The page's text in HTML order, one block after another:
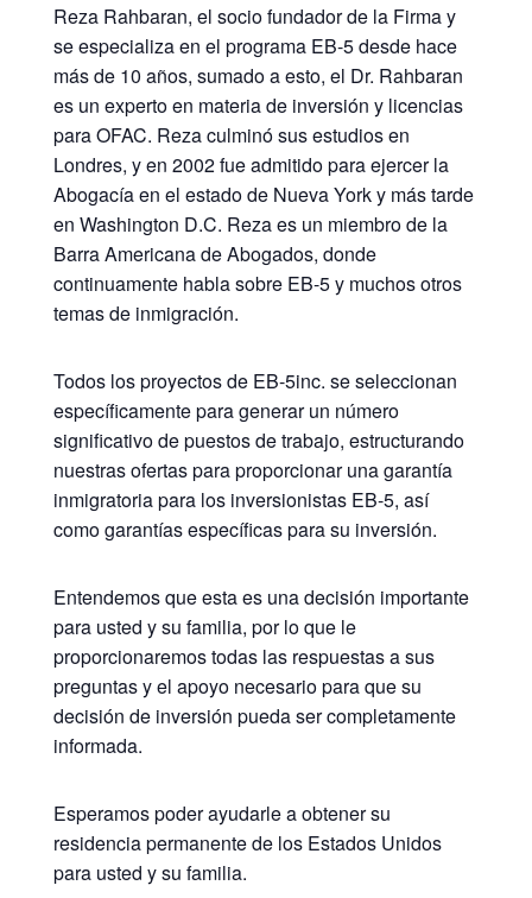
Reza Rahbaran, el socio fundador de la Firma y
se especializa en el programa EB-5 desde hace
más de 10 años, sumado a esto, el Dr. Rahbaran
es un experto en materia de inversión y licencias
para OFAC. Reza culminó sus estudios en
Londres, y en 2002 fue admitido para ejercer la
Abogacía en el estado de Nueva York y más tarde
en Washington D.C. Reza es un miembro de la
Barra Americana de Abogados, donde
continuamente habla sobre EB-5 y muchos otros
temas de inmigración.
Todos los proyectos de EB-5inc. se seleccionan
específicamente para generar un número
significativo de puestos de trabajo, estructurando
nuestras ofertas para proporcionar una garantía
inmigratoria para los inversionistas EB-5, así
como garantías específicas para su inversión.
Entendemos que esta es una decisión importante
para usted y su familia, por lo que le
proporcionaremos todas las respuestas a sus
preguntas y el apoyo necesario para que su
decisión de inversión pueda ser completamente
informada.
Esperamos poder ayudarle a obtener su
residencia permanente de los Estados Unidos
para usted y su familia.